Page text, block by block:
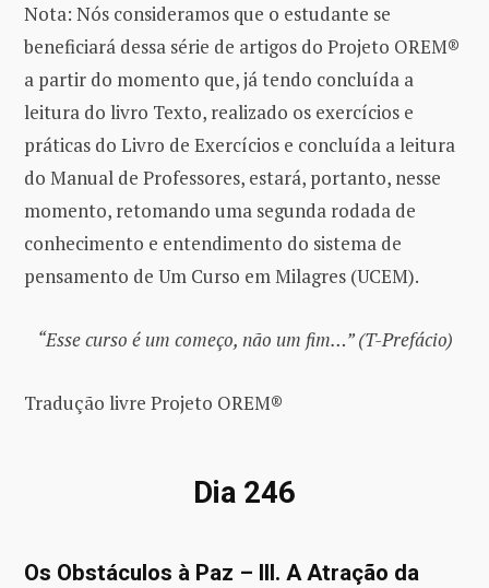
Nota: Nós consideramos que o estudante se
beneficiará dessa série de artigos do Projeto OREM®
a partir do momento que, já tendo concluída a
leitura do livro Texto, realizado os exercícios e
práticas do Livro de Exercícios e concluída a leitura
do Manual de Professores, estará, portanto, nesse
momento, retomando uma segunda rodada de
conhecimento e entendimento do sistema de
pensamento de Um Curso em Milagres (UCEM).
“Esse curso é um começo, não um fim…” (T-Prefácio)
Tradução livre Projeto OREM®
Dia 246
Os Obstáculos à Paz – III. A Atração da